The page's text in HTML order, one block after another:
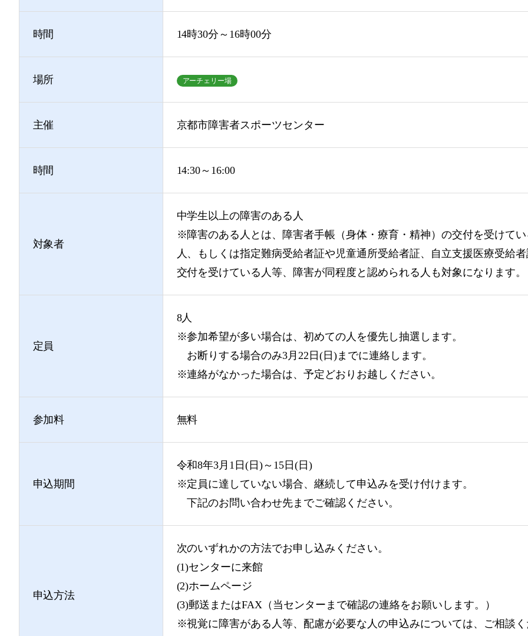
時間 14時30分～16時00分
場所 アーチェリー場
主催 京都市障害者スポーツセンター
時間 14:30～16:00
対象者
中学生以上の障害のある人
※障害のある人とは、障害者手帳（身体・療育・精神）の交付を受けて
人、もしくは指定難病受給者証や児童通所受給者証、自立支援医療受給
交付を受けている人等、障害が同程度と認められる人も対象になります。
定員
8人
※参加希望が多い場合は、初めての人を優先し抽選します。
お断りする場合のみ3月22日(日)までに連絡します。
※連絡がなかった場合は、予定どおりお越しください。
参加料 無料
申込期間
令和8年3月1日(日)～15日(日)
※定員に達していない場合、継続して申込みを受け付けます。
下記のお問い合わせ先までご確認ください。
申込方法
次のいずれかの方法でお申し込みください。
(1)センターに来館
(2)ホームページ
(3)郵送またはFAX（当センターまで確認の連絡をお願いします。）
※視覚に障害がある人等、配慮が必要な人の申込みについては、ご相談